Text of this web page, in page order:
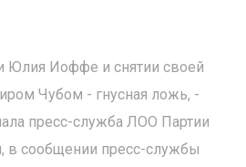
Юлия Иоффе и снятии своей
Чубом - гнусная ложь, -
пресс-служба ЛОО Партии
в сообщении пресс-службы